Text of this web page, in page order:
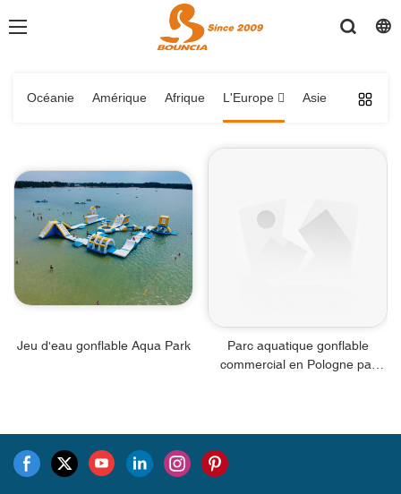
Océanie Amérique Afrique L'Europe  Asie
Jeu d'eau gonflable Aqua Park
Parc aquatique gonflable
commercial en Pologne par